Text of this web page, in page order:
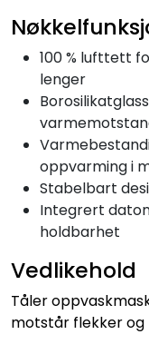
100 % lufttett
lenger
oppvarming i
Stabelbart
Integrert
holdbarhet
Vedlikehold
Tåler
motstår flekker og